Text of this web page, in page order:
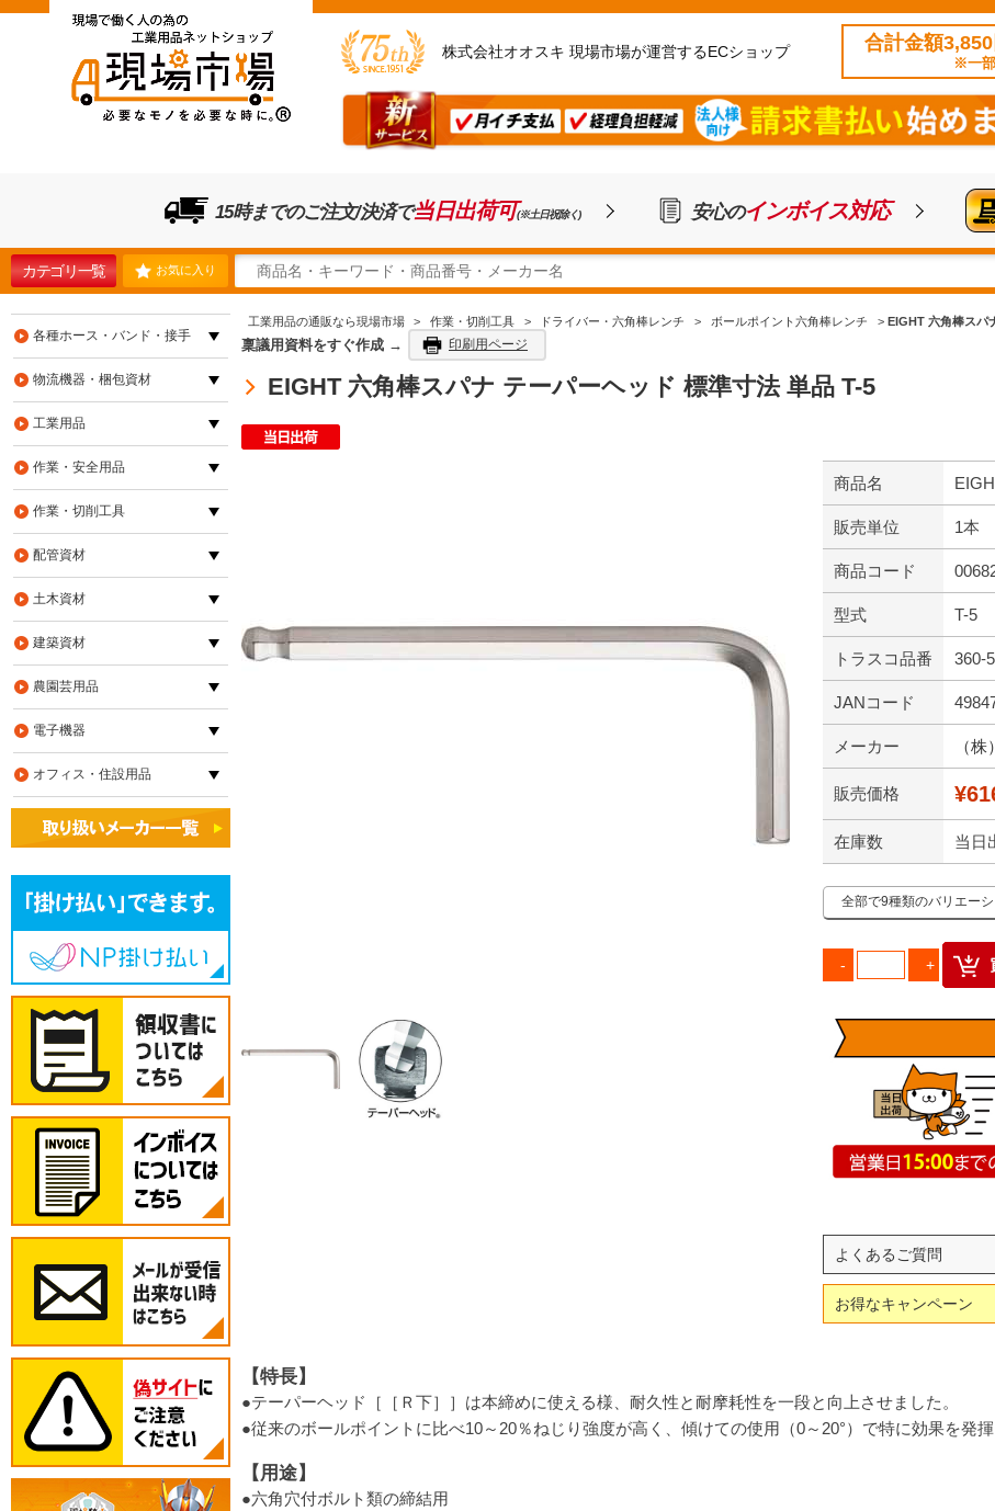
株式会社オオスキ 現場市場が運営するECショップ 合計金額
※一
15時までのご注文/決済で当日出荷可(※土日祝除く) 安心のインボイス対応
カテゴリ一覧 お気に入り
工業用品の通販なら現場市場 > 作業・切削工具 > ドライバー・六角棒レンチ > ボールポイント六角棒レンチ > EIGHT 六角棒スパ
稟議用資料をすぐ作成 → 印刷用ページ
EIGHT 六角棒スパナ テーパーヘッド 標準寸法 単品 T-5
商品名
販売単位 1本
商品コード
型式 T-5
トラスコ品番 360-
JANコード
メーカー （
販売価格
在庫数 当日
全部で9種類のバリエーシ
よくあるご質問
お得なキャンペーン
【特長】
●テーパーヘッド［［Ｒ下］］は本締めに使える様、耐久性と耐摩耗性を一段と向上させました。
●従来のボールポイントに比べ10～20％ねじり強度が高く、傾けての使用（0～20°）で特に効果を発揮
【用途】
●六角穴付ボルト類の締結用
各種ホース・バンド・接手
物流機器・梱包資材
工業用品
作業・安全用品
作業・切削工具
配管資材
土木資材
建築資材
農園芸用品
電子機器
オフィス・住設用品